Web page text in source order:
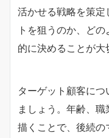
活かせる戦略を策
トを狙うのか、ど
的に決めることが大
ターゲット顧客に
ましょう。年齢、
描くことで、後続